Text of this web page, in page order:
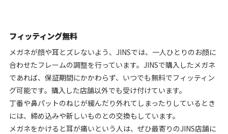
フィッティング無料
メガネが顔や耳とズレないよう、JINSでは、一人ひとりのお顔に
合わせたフレームの調整を行っています。JINSで購入したメガネ
であれば、保証期間にかかわらず、いつでも無料でフィッティン
グ可能です。購入した店舗以外でも受け付けています。
丁番や鼻パットのねじが緩んだり外れてしまったりしているとき
には、締め込みや新しいものとの交換もしています。
メガネをかけると耳が痛いという人は、ぜひ最寄りのJINS店舗に